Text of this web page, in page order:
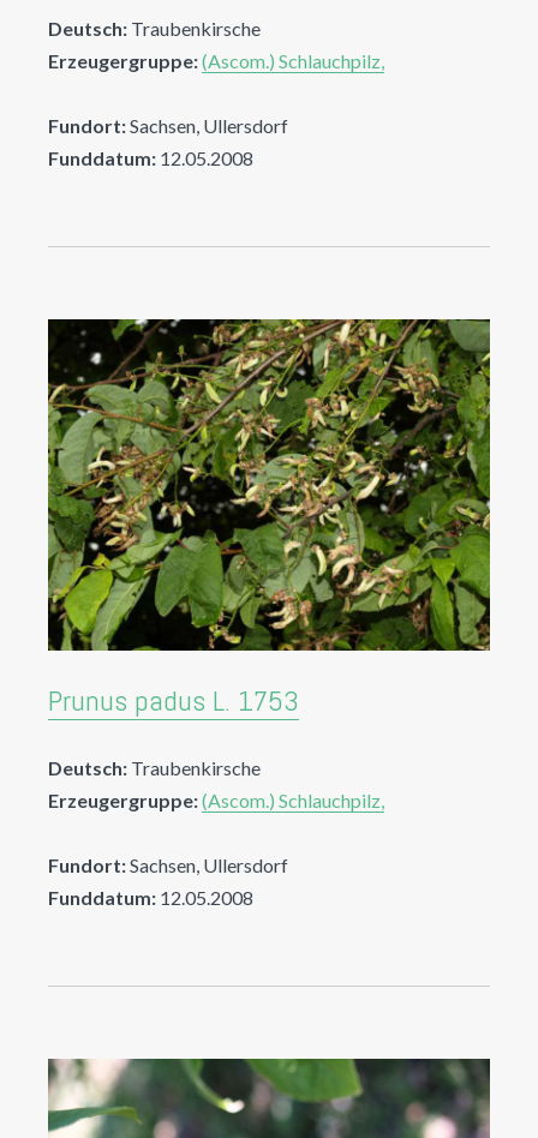
Deutsch: Traubenkirsche
Erzeugergruppe:(Ascom.) Schlauchpilz,
Fundort:Sachsen, Ullersdorf
Funddatum: 12.05.2008
Prunus padus L. 1753
Deutsch: Traubenkirsche
Erzeugergruppe:(Ascom.) Schlauchpilz,
Fundort:Sachsen, Ullersdorf
Funddatum: 12.05.2008